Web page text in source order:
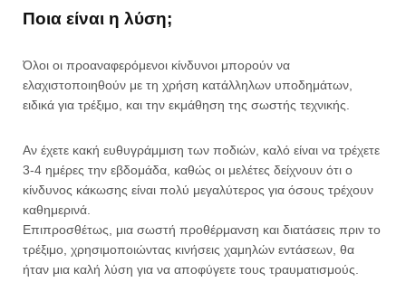
Ποια είναι η λύση;
Όλοι οι προαναφερόμενοι κίνδυνοι μπορούν να
ελαχιστοποιηθούν με τη χρήση κατάλληλων υποδημάτων,
ειδικά για τρέξιμο, και την εκμάθηση της σωστής τεχνικής.
Αν έχετε κακή ευθυγράμμιση των ποδιών, καλό είναι να τρέχετε
3-4 ημέρες την εβδομάδα, καθώς οι μελέτες δείχνουν ότι ο
κίνδυνος κάκωσης είναι πολύ μεγαλύτερος για όσους τρέχουν
καθημερινά.
Επιπροσθέτως, μια σωστή προθέρμανση και διατάσεις πριν το
τρέξιμο, χρησιμοποιώντας κινήσεις χαμηλών εντάσεων, θα
ήταν μια καλή λύση για να αποφύγετε τους τραυματισμούς.